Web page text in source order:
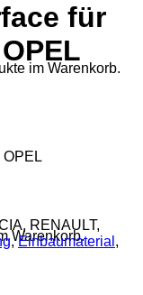
im Warenkorb.
Warenkorb.
für
OPEL
RENAULT,
,Einbaumaterial ,